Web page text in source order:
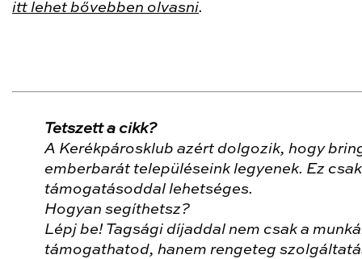
itt lehet bővebben olvasni.
Tetszett a cikk?
A Kerékpárosklub azért dolgozik, hogy
emberbarát településeink legyenek. Ez csak
támogatásoddal lehetséges.
Hogyan segíthetsz?
Lépj be! Tagsági díjaddal nem csak a
támogathatod, hanem rengeteg